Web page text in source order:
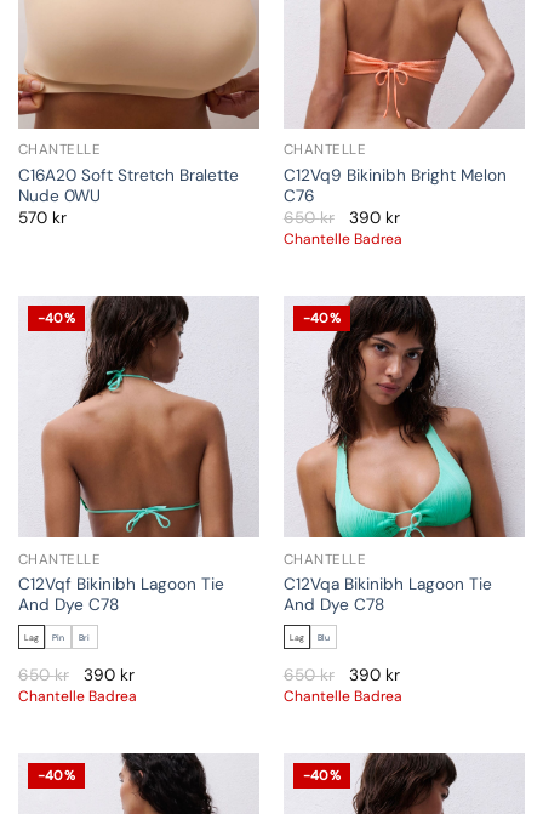
CHANTELLE
C16A20 Soft Stretch Bralette
Nude 0WU
570 kr
CHANTELLE
C12Vq9 Bikinibh Bright Melon
C76
650kr 390 kr
Chantelle Badrea
-40%
CHANTELLE
C12Vqf Bikinibh Lagoon Tie
And Dye C78
Lag Pin Bri
650kr 390 kr
Chantelle Badrea
-40%
CHANTELLE
C12Vqa Bikinibh Lagoon Tie
And Dye C78
Lag Blu
650kr 390 kr
Chantelle Badrea
-40% -40%